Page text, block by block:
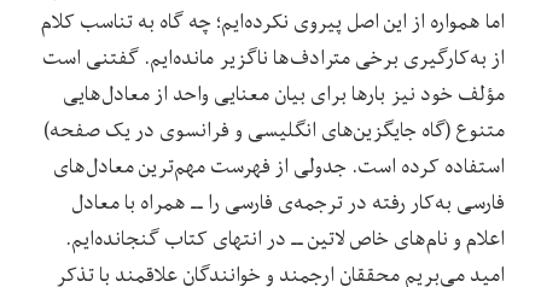
اما همواره از این اصل پیروی نکرده‌ایم؛ چه گاه به تناسب کلام
از به‌کارگیری برخی مترادف‌ها ناگزیر مانده‌ایم. گفتنی است
مؤلف خود نیز بارها برای بیان معنایی واحد از معادل‌هایی
متنوع (گاه جایگزین‌های انگلیسی و فرانسوی در یک صفحه)
استفاده کرده است. جدولی از فهرست مهم‌ترین معادل‌های
فارسی به‌کار رفته در ترجمه‌ی فارسی را ــ همراه با معادل
اعلام و نام‌های خاص لاتین ــ در انتهای کتاب گنجانده‌ایم.
امید می‌بریم محققان ارجمند و خوانندگان علاقمند با تذکر